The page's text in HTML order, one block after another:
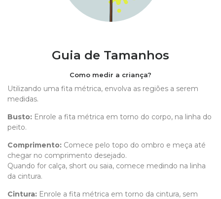
Guia de Tamanhos
Como medir a criança?
Utilizando uma fita métrica, envolva as regiões a serem
medidas.
Busto: Enrole a fita métrica em torno do corpo, na linha do
peito.
Comprimento: Comece pelo topo do ombro e meça até
chegar no comprimento desejado.
Quando for calça, short ou saia, comece medindo na linha
da cintura.
Cintura: Enrole a fita métrica em torno da cintura, sem